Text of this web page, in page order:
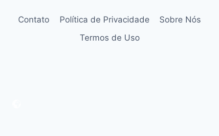
Contato Política de Privacidade
Sobre Nós
Termos de Uso